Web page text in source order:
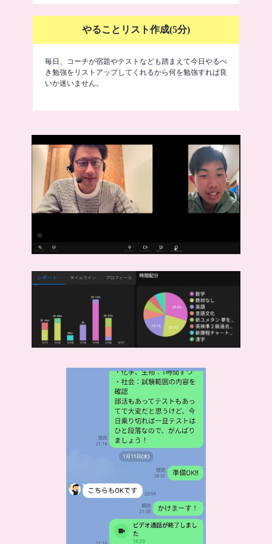
やることリスト作成(5分)
毎日、コーチが宿題やテストなども踏まえて今日やるべ
き勉強をリストアップしてくれるから何を勉強すれば良
いか迷いません。